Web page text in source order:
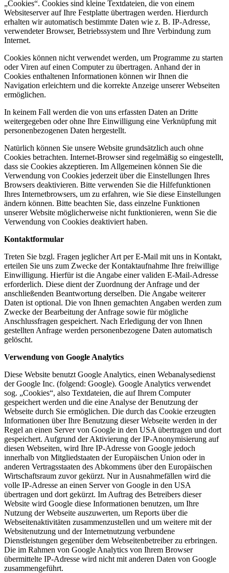
„Cookies“. Cookies sind kleine Textdateien, die von einem
Websiteserver auf Ihre Festplatte übertragen werden. Hierdurch
erhalten wir automatisch bestimmte Daten wie z. B. IP-Adresse,
verwendeter Browser, Betriebssystem und Ihre Verbindung zum
Internet.
Cookies können nicht verwendet werden, um Programme zu starten
oder Viren auf einen Computer zu übertragen. Anhand der in
Cookies enthaltenen Informationen können wir Ihnen die
Navigation erleichtern und die korrekte Anzeige unserer Webseiten
ermöglichen.
In keinem Fall werden die von uns erfassten Daten an Dritte
weitergegeben oder ohne Ihre Einwilligung eine Verknüpfung mit
personenbezogenen Daten hergestellt.
Natürlich können Sie unsere Website grundsätzlich auch ohne
Cookies betrachten. Internet-Browser sind regelmäßig so eingestellt,
dass sie Cookies akzeptieren. Im Allgemeinen können Sie die
Verwendung von Cookies jederzeit über die Einstellungen Ihres
Browsers deaktivieren. Bitte verwenden Sie die Hilfefunktionen
Ihres Internetbrowsers, um zu erfahren, wie Sie diese Einstellungen
ändern können. Bitte beachten Sie, dass einzelne Funktionen
unserer Website möglicherweise nicht funktionieren, wenn Sie die
Verwendung von Cookies deaktiviert haben.
Kontaktformular
Treten Sie bzgl. Fragen jeglicher Art per E-Mail mit uns in Kontakt,
erteilen Sie uns zum Zwecke der Kontaktaufnahme Ihre freiwillige
Einwilligung. Hierfür ist die Angabe einer validen E-Mail-Adresse
erforderlich. Diese dient der Zuordnung der Anfrage und der
anschließenden Beantwortung derselben. Die Angabe weiterer
Daten ist optional. Die von Ihnen gemachten Angaben werden zum
Zwecke der Bearbeitung der Anfrage sowie für mögliche
Anschlussfragen gespeichert. Nach Erledigung der von Ihnen
gestellten Anfrage werden personenbezogene Daten automatisch
gelöscht.
Verwendung von Google Analytics
Diese Website benutzt Google Analytics, einen Webanalysedienst
der Google Inc. (folgend: Google). Google Analytics verwendet
sog. „Cookies“, also Textdateien, die auf Ihrem Computer
gespeichert werden und die eine Analyse der Benutzung der
Webseite durch Sie ermöglichen. Die durch das Cookie erzeugten
Informationen über Ihre Benutzung dieser Webseite werden in der
Regel an einen Server von Google in den USA übertragen und dort
gespeichert. Aufgrund der Aktivierung der IP-Anonymisierung auf
diesen Webseiten, wird Ihre IP-Adresse von Google jedoch
innerhalb von Mitgliedstaaten der Europäischen Union oder in
anderen Vertragsstaaten des Abkommens über den Europäischen
Wirtschaftsraum zuvor gekürzt. Nur in Ausnahmefällen wird die
volle IP-Adresse an einen Server von Google in den USA
übertragen und dort gekürzt. Im Auftrag des Betreibers dieser
Website wird Google diese Informationen benutzen, um Ihre
Nutzung der Webseite auszuwerten, um Reports über die
Webseitenaktivitäten zusammenzustellen und um weitere mit der
Websitenutzung und der Internetnutzung verbundene
Dienstleistungen gegenüber dem Webseitenbetreiber zu erbringen.
Die im Rahmen von Google Analytics von Ihrem Browser
übermittelte IP-Adresse wird nicht mit anderen Daten von Google
zusammengeführt.